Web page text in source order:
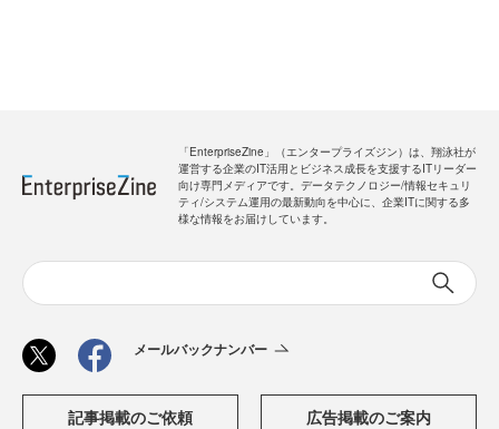
「EnterpriseZine」（エンタープライズジン）は、翔泳社が
運営する企業のIT活用とビジネス成長を支援するITリーダー
向け専門メディアです。データテクノロジー/情報セキュリ
ティ/システム運用の最新動向を中心に、企業ITに関する多
様な情報をお届けしています。
メールバックナンバー
記事掲載のご依頼 広告掲載のご案内